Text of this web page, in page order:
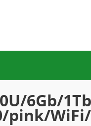
6Gb/
pink/